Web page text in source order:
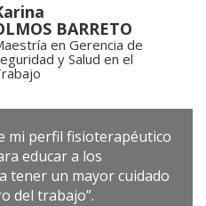
mi perfil fisioterapéutico
educar a los
tener un mayor cuidado
del trabajo”.
BARRETO
en Gerencia de
y Salud en el